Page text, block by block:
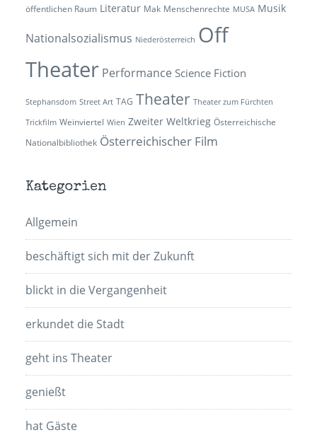
öffentlichen Raum Literatur Mak Menschenrechte MUSA Musik
Nationalsozialismus Niederösterreich Off
Theater Performance Science Fiction
Stephansdom Street Art TAG Theater Theater zum Fürchten
Trickfilm Weinviertel Wien Zweiter Weltkrieg Österreichische
Nationalbibliothek Österreichischer Film
Kategorien
Allgemein
beschäftigt sich mit der Zukunft
blickt in die Vergangenheit
erkundet die Stadt
geht ins Theater
genießt
hat Gäste